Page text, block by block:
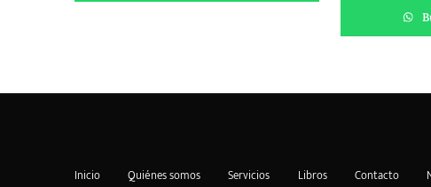
Inicio Quiénes somos Servicios Libros Contacto